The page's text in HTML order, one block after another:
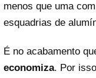
menos que uma
esquadrias de
É no acabamento
economiza. Por